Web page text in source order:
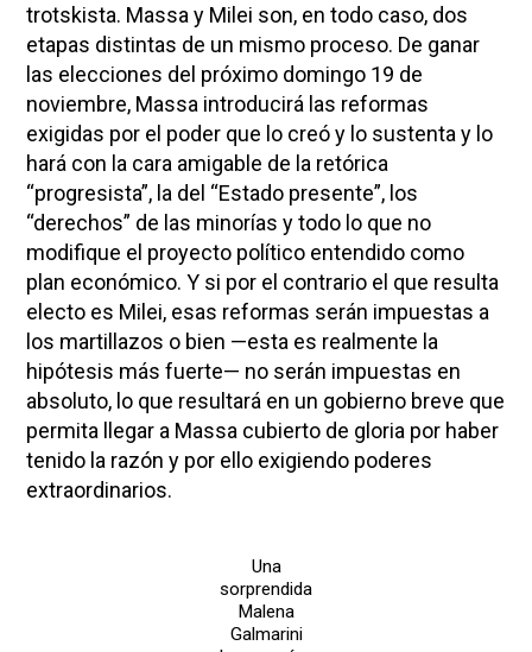
trotskista. Massa y Milei son, en todo caso, dos
etapas distintas de un mismo proceso. De ganar
las elecciones del próximo domingo 19 de
noviembre, Massa introducirá las reformas
exigidas por el poder que lo creó y lo sustenta y lo
hará con la cara amigable de la retórica
“progresista”, la del “Estado presente”, los
“derechos” de las minorías y todo lo que no
modifique el proyecto político entendido como
plan económico. Y si por el contrario el que resulta
electo es Milei, esas reformas serán impuestas a
los martillazos o bien —esta es realmente la
hipótesis más fuerte— no serán impuestas en
absoluto, lo que resultará en un gobierno breve que
permita llegar a Massa cubierto de gloria por haber
tenido la razón y por ello exigiendo poderes
extraordinarios.
Una
sorprendida
Malena
Galmarini